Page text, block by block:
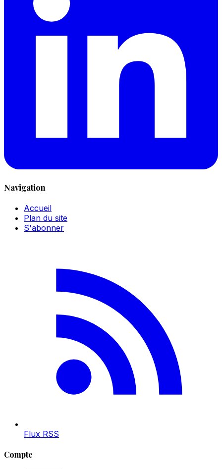
Navigation
Accueil
Plan du site
S'abonner
Flux RSS
Compte